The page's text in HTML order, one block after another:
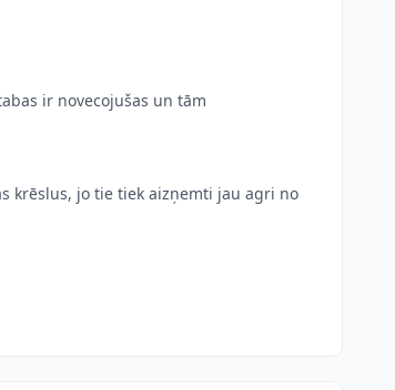
ir novecojušas un tām
krēslus, jo tie tiek aizņemti jau agri no